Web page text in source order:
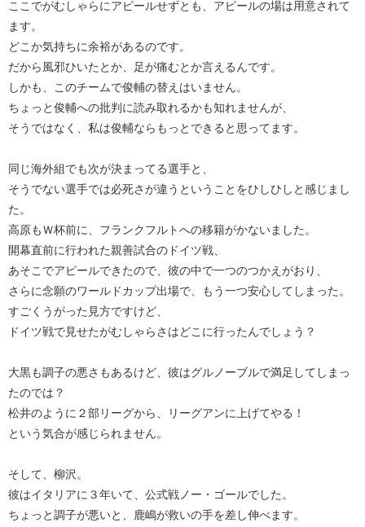
ここでがむしゃらにアピールせずとも、アピールの場は用意されて
ます。
どこか気持ちに余裕があるのです。
だから風邪ひいたとか、足が痛むとか言えるんです。
しかも、このチームで俊輔の替えはいません。
ちょっと俊輔への批判に読み取れるかも知れませんが、
そうではなく、私は俊輔ならもっとできると思ってます。
同じ海外組でも次が決まってる選手と、
そうでない選手では必死さが違うということをひしひしと感じまし
た。
高原もＷ杯前に、フランクフルトへの移籍がかないました。
開幕直前に行われた親善試合のドイツ戦、
あそこでアピールできたので、彼の中で一つのつかえがおり、
さらに念願のワールドカップ出場で、もう一つ安心してしまった。
すごくうがった見方ですけど、
ドイツ戦で見せたがむしゃらさはどこに行ったんでしょう？
大黒も調子の悪さもあるけど、彼はグルノーブルで満足してしまっ
たのでは？
松井のように２部リーグから、リーグアンに上げてやる！
という気合が感じられません。
そして、柳沢。
彼はイタリアに３年いて、公式戦ノー・ゴールでした。
ちょっと調子が悪いと、鹿嶋が救いの手を差し伸べます。